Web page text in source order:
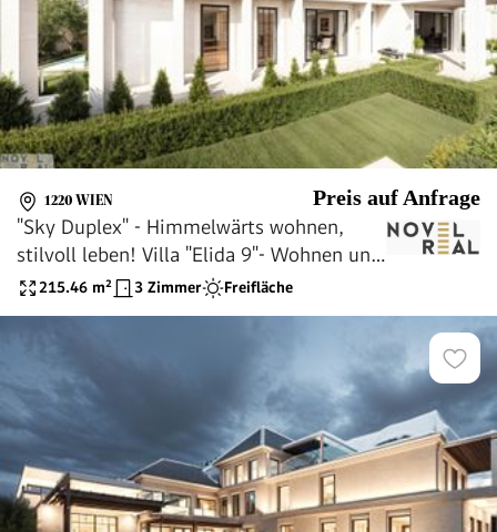
1220 WIEN Preis auf Anfrage
"Sky Duplex" - Himmelwärts wohnen,
stilvoll leben! Villa "Elida 9"- Wohnen und
Leben in Donau-Nobellage!
215.46 m² 3 Zimmer Freifläche